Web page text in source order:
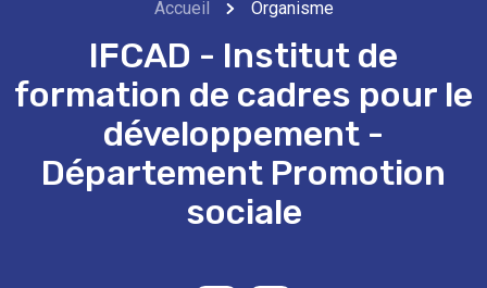
Accueil Organisme
IFCAD - Institut de
formation de cadres pour le
développement -
Département Promotion
sociale